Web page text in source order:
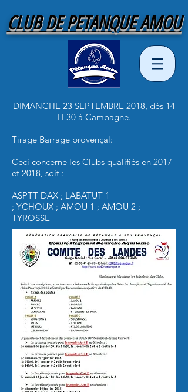
CLUB DE PETANQUE AMOU
DIMANCHE 23 SEPTEMBRE 2018, dès 14
H 30 à Campagne.
Tirage Barrage provençal:
Ceci concerne les Clubs qualifiés en 2017
et 2018, soit :
ASPTT DAX ; LABATUT 1
; YCHOUX ; AMOU 1 ; AMOU 2 ;
TYROSSE